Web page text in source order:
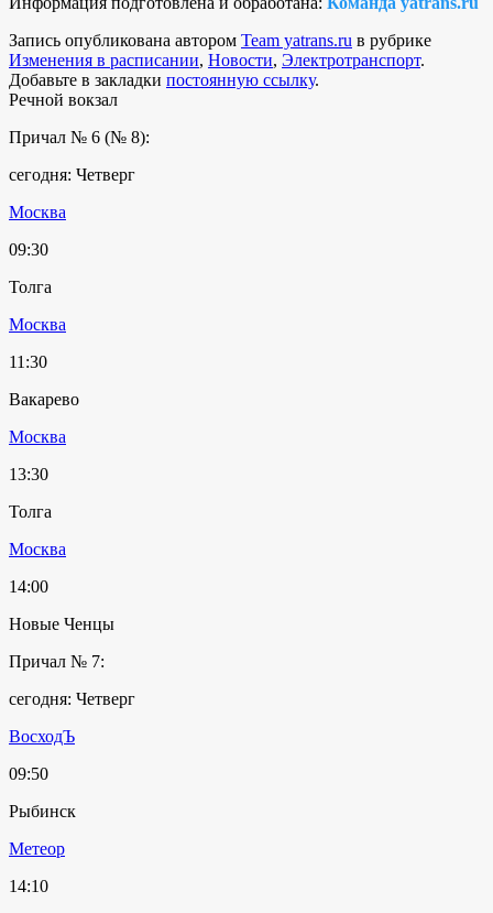
Запись опубликована автором Team yatrans.ru в рубрике
Изменения в расписании, Новости, Электротранспорт.
Добавьте в закладки постоянную ссылку.
Речной вокзал
Причал № 6 (№ 8):
сегодня: Четверг
Москва
09:30
Толга
Москва
11:30
Вакарево
Москва
13:30
Толга
Москва
14:00
Новые Ченцы
Причал № 7:
сегодня: Четверг
ВосходЪ
09:50
Рыбинск
Метеор
14:10